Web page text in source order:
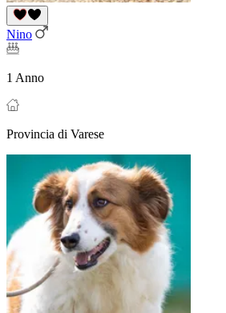
Nino
1 Anno
Provincia di Varese